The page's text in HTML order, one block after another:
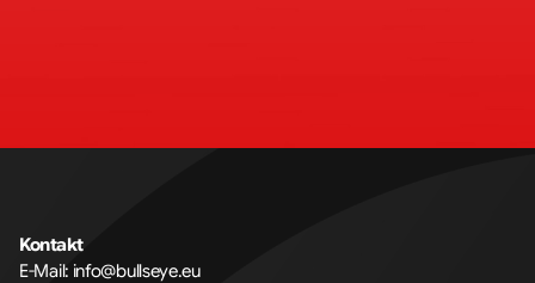
Kontakt
E-Mail: info@bullseye.eu